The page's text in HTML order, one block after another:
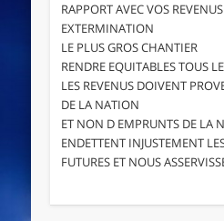
RAPPORT AVEC VOS
EXTERMINATION
LE PLUS GROS CHANTIER
RENDRE EQUITABLES TOUS
LES REVENUS DOIVENT
DE LA NATION
ET NON D EMPRUNTS DE LA
ENDETTENT INJUSTEMENT
FUTURES ET NOUS